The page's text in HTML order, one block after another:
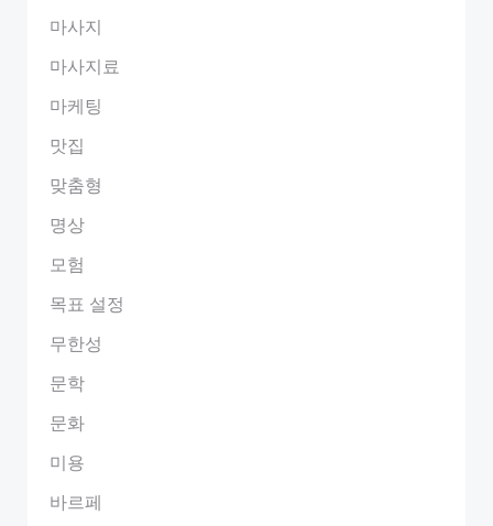
마사지
마사지료
마케팅
맛집
맞춤형
명상
모험
목표 설정
무한성
문학
문화
미용
바르페